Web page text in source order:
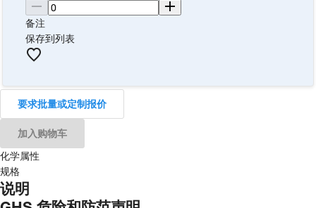
备注
保存到列表
要求批量或定制报价
加入购物车
化学属性
规格
说明